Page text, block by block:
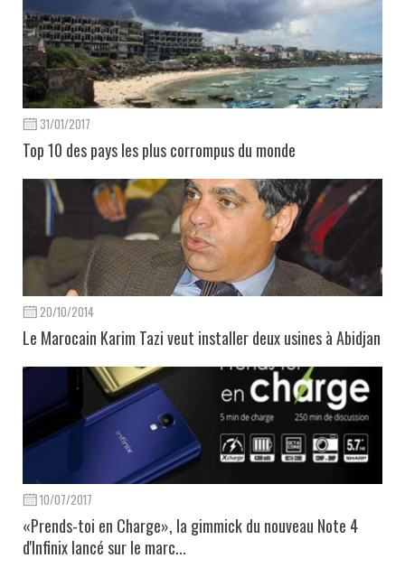
31/01/2017
Top 10 des pays les plus corrompus du monde
20/10/2014
Le Marocain Karim Tazi veut installer deux usines à Abidjan
10/07/2017
«Prends-toi en Charge», la gimmick du nouveau Note 4
d'Infinix lancé sur le marc...